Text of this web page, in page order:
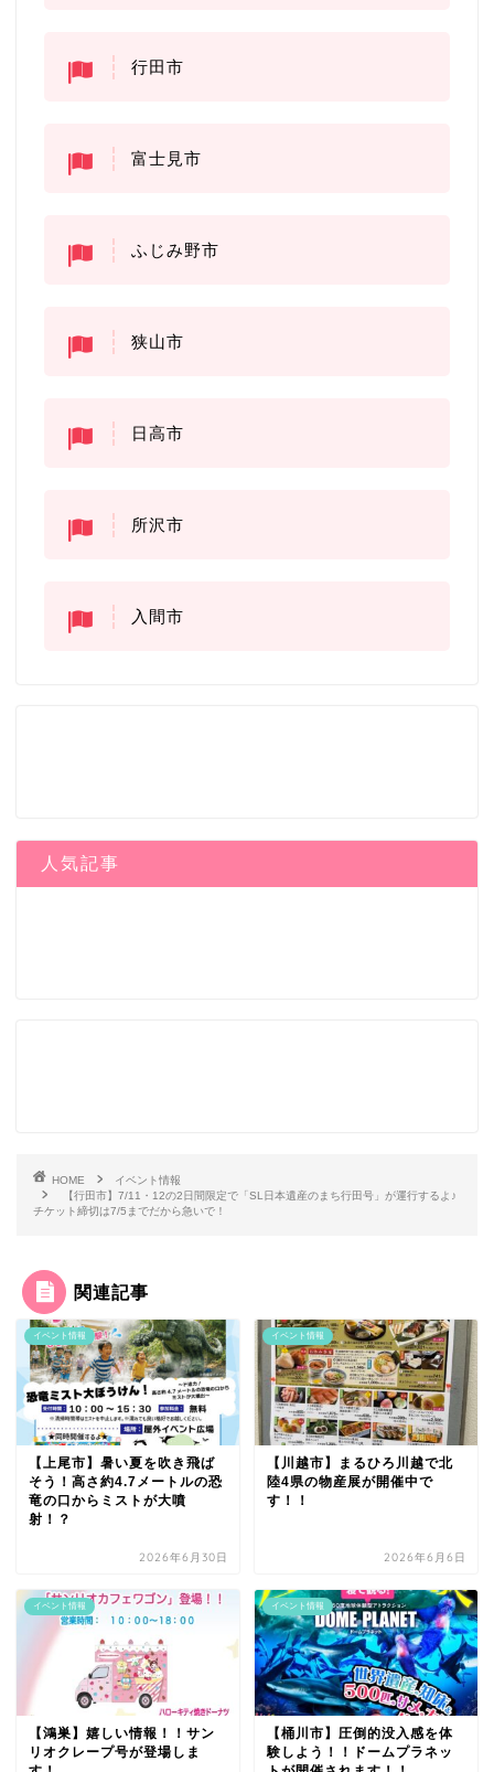
行田市
富士見市
ふじみ野市
狭山市
日高市
所沢市
入間市
人気記事
HOME
イベント情報
【行田市】7/11・12の2日間限定で「SL日本遺産のまち行田号」が運行するよ♪
チケット締切は7/5までだから急いで！
関連記事
イベント情報
【上尾市】暑い夏を吹き飛ば
そう！高さ約4.7メートルの恐
竜の口からミストが大噴
射！？
2026年6月30日
イベント情報
【川越市】まるひろ川越で北
陸4県の物産展が開催中で
す！！
2026年6月6日
イベント情報
【鴻巣】嬉しい情報！！サン
リオクレープ号が登場しま
イベント情報
【桶川市】圧倒的没入感を体
験しよう！！ドームプラネッ